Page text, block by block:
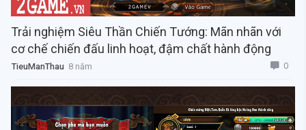
Trải nghiệm Siêu Thần Chiến Tướng: Mãn nhãn với
cơ chế chiến đấu linh hoạt, đậm chất hành động
TieuManThau 8 năm 0